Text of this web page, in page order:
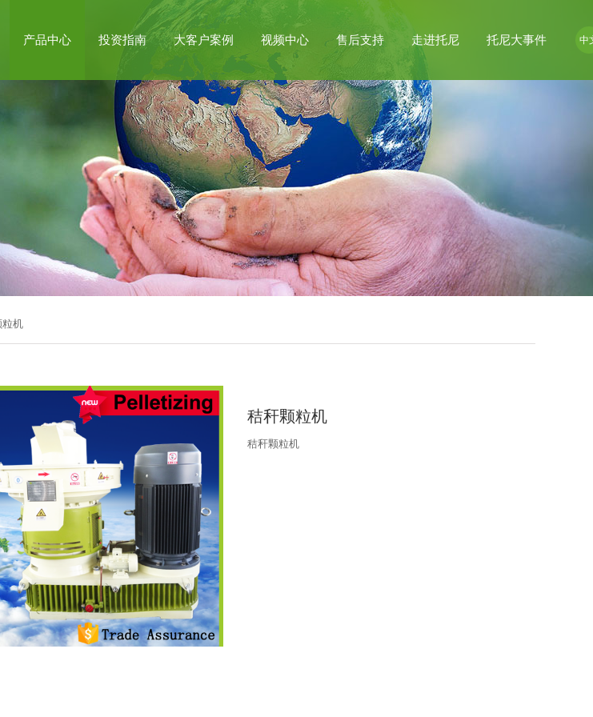
产品中心 投资指南 大客户案例 视频中心 售后支持 走进托尼 托尼大事件 中
粒机
秸秆颗粒机
秸秆颗粒机